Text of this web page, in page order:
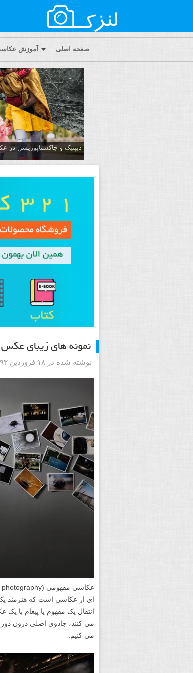
صفحه اصلی آموزش
دیپتیک و جاکستا‌پوزیشن در
نمونه های زیبای
نوشته شده در ۱۸ فروردین ۱۳۹۳
ای از عکاسی است که هنرمند
انتقال یک مفهوم یا پیغام با
می کنند، جادوی اصلی درون
می کنیم.